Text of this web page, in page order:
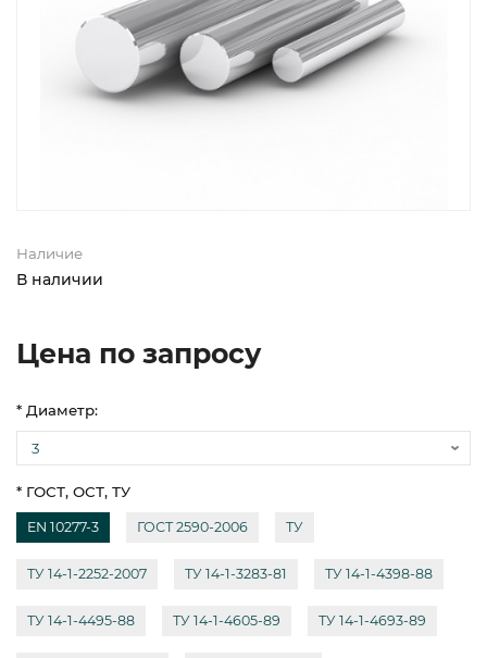
Наличие
В наличии
Цена по запросу
* Диаметр:
* ГОСТ, ОСТ, ТУ
EN 10277-3 ГОСТ 2590-2006 ТУ
ТУ 14-1-2252-2007 ТУ 14-1-3283-81 ТУ 14-1-4398-88
ТУ 14-1-4495-88 ТУ 14-1-4605-89 ТУ 14-1-4693-89